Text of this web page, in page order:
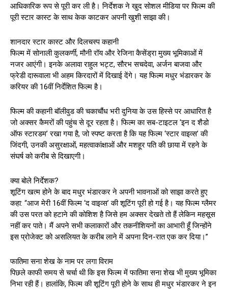
आधिकारिक रूप से पूरी कर ली है। निर्देशक ने खुद सोशल मीडिया पर फिल्म की
पूरी स्टार कास्ट के साथ केक काटकर अपनी खुशी साझा की।
शानदार स्टार कास्ट और दिलचस्प कहानी
फिल्म में सोनाली कुलकर्णी, मौनी रॉय और रेजिना कैसेंड्रा मुख्य भूमिकाओं में
नजर आएंगी। इनके अलावा राहुल भट्ट, सौरभ सचदेवा, अर्जन बाजवा और
फ्रेडी दारूवाला भी अहम किरदारों में दिखाई देंगे। यह फिल्म मधुर भंडारकर के
करियर की 16वीं निर्देशित फिल्म है।
फिल्म की कहानी बॉलीवुड की चकाचौंध भरी दुनिया के उस हिस्से पर आधारित है
जो अक्सर कैमरों की पहुंच से दूर रहता है। फिल्म का सब-टाइटल ‘इन द शैडो
ऑफ स्टारडम’ रखा गया है, जो स्पष्ट करता है कि यह फिल्म ‘स्टार वाइव्स’ की
जिंदगी, उनकी असुरक्षाओं, महत्वाकांक्षाओं और मशहूर पति की छाया में रहने के
संघर्ष को करीब से दिखाएगी।
क्या बोले निर्देशक?
शूटिंग खत्म होने के बाद मधुर भंडारकर ने अपनी भावनाओं को साझा करते हुए
कहा: “आज मेरी 16वीं फिल्म ‘द वाइव्स’ की शूटिंग पूरी हो गई है। यह फिल्म ग्लैमर
की उस परत को हटाने की कोशिश है जिसे हम अक्सर देखते तो हैं लेकिन महसूस
नहीं कर पाते। मैं अपने सभी कलाकारों और तकनीशियनों का आभारी हूँ जिन्होंने
इस प्रोजेक्ट को असलियत के करीब लाने में अपना दिन-रात एक कर दिया।”
फातिमा सना शेख के नाम पर लगा विराम
पिछले काफी समय से चर्चा थी कि इस फिल्म में फातिमा सना शेख भी मुख्य भूमिका
निभा रही हैं। हालांकि, फिल्म की शूटिंग पूरी होने के साथ ही मधुर भंडारकर ने इन